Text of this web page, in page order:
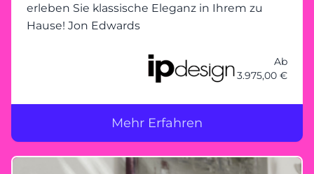
erleben Sie klassische Eleganz in Ihrem zu
Hause! Jon Edwards
Ab
3.975,00 €
Mehr Erfahren